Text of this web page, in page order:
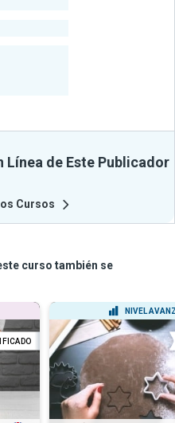
Línea de Este Publicador
Cursos
curso también se
NIVEL